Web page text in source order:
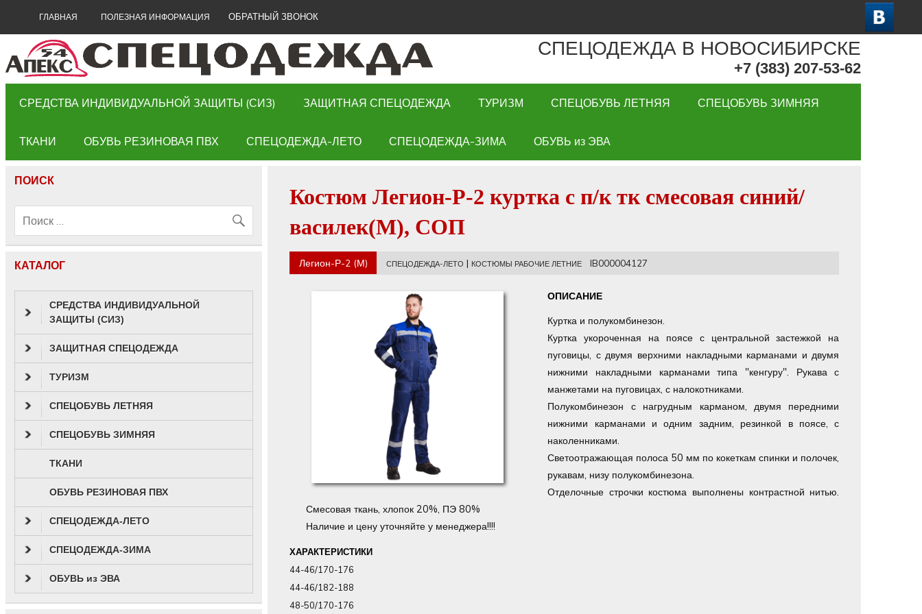
ГЛАВНАЯ ПОЛЕЗНАЯ ИНФОРМАЦИЯ ОБРАТНЫЙ ЗВОНОК
СПЕЦОДЕЖДА В НОВОСИБИРСКЕ
+7 (383) 207-53-62
СРЕДСТВА ИНДИВИДУАЛЬНОЙ ЗАЩИТЫ (СИЗ) ЗАЩИТНАЯ СПЕЦОДЕЖДА ТУРИЗМ СПЕЦОБУВЬ ЛЕТНЯЯ СПЕЦОБУВЬ ЗИМНЯЯ
ТКАНИ ОБУВЬ РЕЗИНОВАЯ ПВХ СПЕЦОДЕЖДА-ЛЕТО СПЕЦОДЕЖДА-ЗИМА ОБУВЬ из ЭВА
Костюм Легион-Р-2 куртка с п/к тк смесовая синий/
василек(М), СОП
Легион-Р-2 (М) СПЕЦОДЕЖДА-ЛЕТО | КОСТЮМЫ РАБОЧИЕ ЛЕТНИЕ IB000004127
ОПИСАНИЕ
Куртка и полукомбинезон.
Куртка укороченная на поясе с центральной застежкой на
пуговицы, с двумя верхними накладными карманами и двумя
нижними накладными карманами типа "кенгуру". Рукава с
манжетами на пуговицах, с налокотниками.
Полукомбинезон с нагрудным карманом, двумя передними
нижними карманами и одним задним, резинкой в поясе, с
наколенниками.
Светоотражающая полоса 50 мм по кокеткам спинки и полочек,
рукавам, низу полукомбинезона.
Отделочные строчки костюма выполнены контрастной нитью.
Смесовая ткань, хлопок 20%, ПЭ 80%
Наличие и цену уточняйте у менеджера!!!!
ХАРАКТЕРИСТИКИ
44-46/170-176
44-46/182-188
48-50/170-176
ПОИСК
КАТАЛОГ
СРЕДСТВА ИНДИВИДУАЛЬНОЙ
ЗАЩИТЫ (СИЗ)
ЗАЩИТНАЯ СПЕЦОДЕЖДА
ТУРИЗМ
СПЕЦОБУВЬ ЛЕТНЯЯ
СПЕЦОБУВЬ ЗИМНЯЯ
ТКАНИ
ОБУВЬ РЕЗИНОВАЯ ПВХ
СПЕЦОДЕЖДА-ЛЕТО
СПЕЦОДЕЖДА-ЗИМА
ОБУВЬ из ЭВА